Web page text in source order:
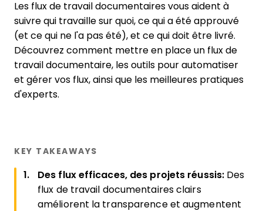
Les flux de travail documentaires vous aident à
suivre qui travaille sur quoi, ce qui a été approuvé
(et ce qui ne l'a pas été), et ce qui doit être livré.
Découvrez comment mettre en place un flux de
travail documentaire, les outils pour automatiser
et gérer vos flux, ainsi que les meilleures pratiques
d'experts.
KEY TAKEAWAYS
Des flux efficaces, des projets réussis: Des
flux de travail documentaires clairs
améliorent la transparence et augmentent